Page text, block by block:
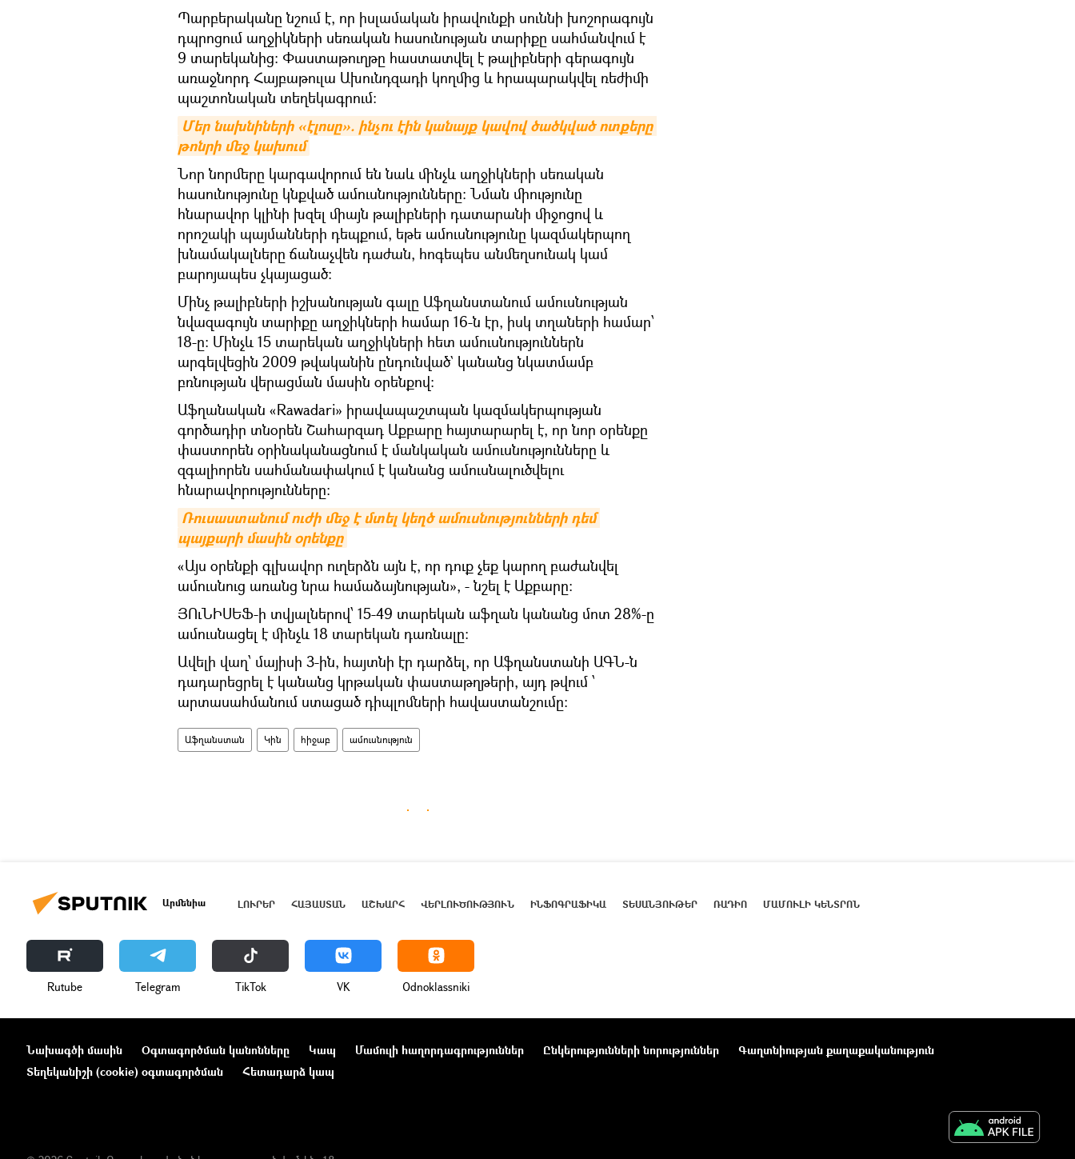
Պարբերականը նշում է, որ իսլամական իրավունքի սուննի խոշորագույն
դպրոցում աղջիկների սեռական հասունության տարիքը սահմանվում է
9 տարեկանից։ Փաստաթուղթը հաստատվել է թալիբների գերագույն
առաջնորդ Հայբաթուլա Ախունդզադի կողմից և հրապարակվել ռեժիմի
պաշտոնական տեղեկագրում:
Մեր նախնիների «էլոսը». ինչու էին կանայք կավով ծածկված ոտքերը
թոնրի մեջ կախում
Նոր նորմերը կարգավորում են նաև մինչև աղջիկների սեռական
հասունությունը կնքված ամուսնությունները: Նման միությունը
հնարավոր կլինի խզել միայն թալիբների դատարանի միջոցով և
որոշակի պայմանների դեպքում, եթե ամուսնությունը կազմակերպող
խնամակալները ճանաչվեն դաժան, հոգեպես անմեղսունակ կամ
բարոյապես չկայացած:
Մինչ թալիբների իշխանության գալը Աֆղանստանում ամուսնության
նվազագույն տարիքը աղջիկների համար 16-ն էր, իսկ տղաների համար՝
18-ը։ Մինչև 15 տարեկան աղջիկների հետ ամուսնություններն
արգելվեցին 2009 թվականին ընդունված` կանանց նկատմամբ
բռնության վերացման մասին օրենքով:
Աֆղանական «Rawadari» իրավապաշտպան կազմակերպության
գործադիր տնօրեն Շահարզադ Աքբարը հայտարարել է, որ նոր օրենքը
փաստորեն օրինականացնում է մանկական ամուսնությունները և
զգալիորեն սահմանափակում է կանանց ամուսնալուծվելու
հնարավորությունները:
Ռուսաստանում ուժի մեջ է մտել կեղծ ամուսնությունների դեմ
պայքարի մասին օրենքը
«Այս օրենքի գլխավոր ուղերձն այն է, որ դուք չեք կարող բաժանվել
ամուսնուց առանց նրա համաձայնության», - նշել է Աքբարը:
ՅՈւՆԻՍԵՖ-ի տվյալներով՝ 15-49 տարեկան աֆղան կանանց մոտ 28%-ը
ամուսնացել է մինչև 18 տարեկան դառնալը:
Ավելի վաղ՝ մայիսի 3-ին, հայտնի էր դարձել, որ Աֆղանստանի ԱԳՆ-ն
դադարեցրել է կանանց կրթական փաստաթղթերի, այդ թվում ՝
արտասահմանում ստացած դիպլոմների հավաստանշումը:
Աֆղանստան Կին հիջաբ ամուսնություն
Արմենիա ԼՈՒՐԵՐ ՀԱՅԱՍՏԱՆ ԱՇԽԱՐՀ ՎԵՐԼՈՒԾՈՒԹՅՈՒՆ ԻՆՖՈԳՐԱՖԻԿԱ ՏԵՍԱՆՅՈՒԹԵՐ ՌԱԴԻՈ ՄԱՄՈՒԼԻ ԿԵՆՏՐՈՆ
Rutube Telegram ТikТоk VK Odnoklassniki
Նախագծի մասին Օգտագործման կանոնները Կապ Մամուլի հաղորդագրություններ Ընկերությունների նորություններ
Գաղտնիության քաղաքականություն
Տեղեկանիշի (cookie) օգտագործման
Հետադարձ կապ